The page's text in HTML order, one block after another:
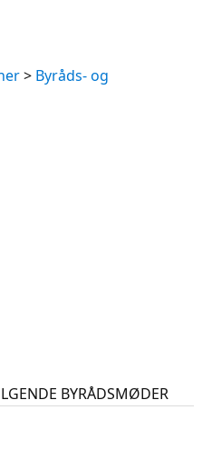
> Byråds- og
BYRÅDSMØDER